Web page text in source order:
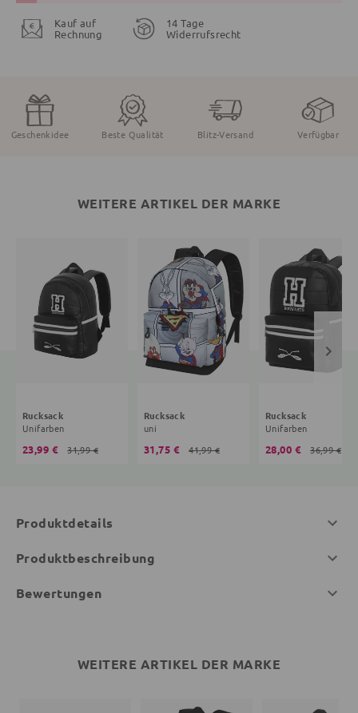
Kauf auf
Rechnung
14 Tage
Widerrufsrecht
Geschenkidee Beste Qualität Blitz-Versand Verfügbar
WEITERE ARTIKEL DER MARKE
Rucksack
Unifarben
23,99 € 31,99 €
Rucksack
uni
31,75 € 41,99 €
Rucksack
Unifarben
28,00 € 36,99 €
Produktdetails
Produktbeschreibung
Bewertungen
WEITERE ARTIKEL DER MARKE